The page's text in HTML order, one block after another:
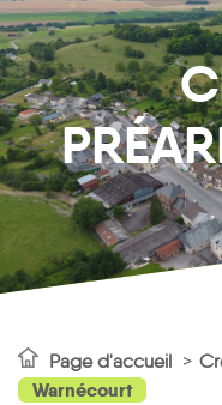
Page d'accueil
Warnécourt